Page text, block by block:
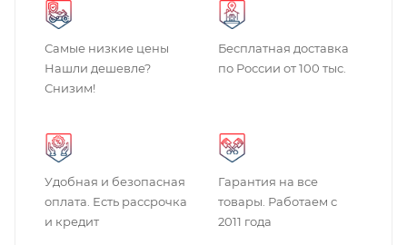
Самые низкие цены
Нашли дешевле?
Снизим!
Бесплатная доставка
по России от 100 тыс.
Удобная и безопасная
оплата. Есть рассрочка
и кредит
Гарантия на все
товары. Работаем с
2011 года